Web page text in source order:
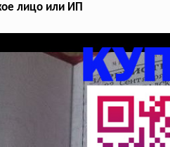
лицо или ИП